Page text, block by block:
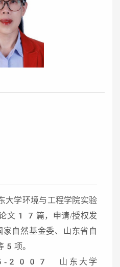
大学环境与工程学院实验
论文17篇，申请/授权发
自然基金委、山东省自
5项。
2007 山东大学